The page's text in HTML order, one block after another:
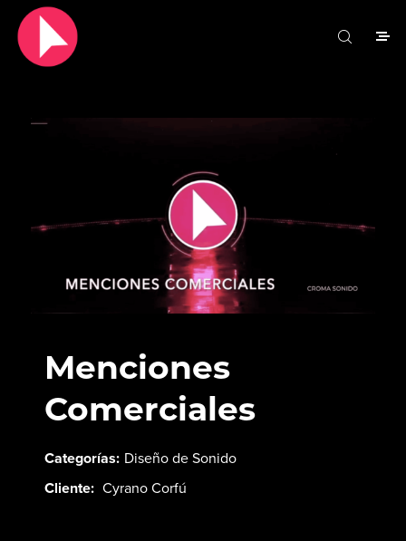
Menciones
Comerciales
Categorías: Diseño de Sonido
Cliente: Cyrano Corfú